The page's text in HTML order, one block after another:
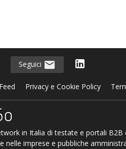
Seguici
Privacy e Cookie Policy
in Italia di testate e portali
nelle imprese e pubbliche